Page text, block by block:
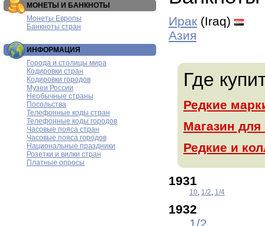
МОНЕТЫ И БАНКНОТЫ
Монеты Европы
Банкноты стран
ИНФОРМАЦИЯ
Города и столицы мира
Кодировки стран
Кодировки городов
Музеи России
Необычные страны
Посольства
Телефонные коды стран
Телефонные коды городов
Часовые пояса стран
Часовые пояса городов
Национальные праздники
Розетки и вилки стран
Платные опросы
Ирак (Iraq)
Азия
Где
Редкие
Магазин
Редкие и
1931
10, 1/2, 1/4
1932